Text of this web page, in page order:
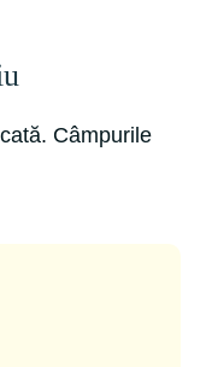
Câmpurile